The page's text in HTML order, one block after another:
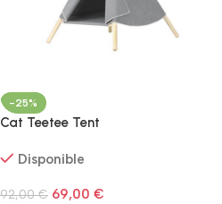
-25%
Cat Teetee Tent
Disponible
92,00€ 69,00 €